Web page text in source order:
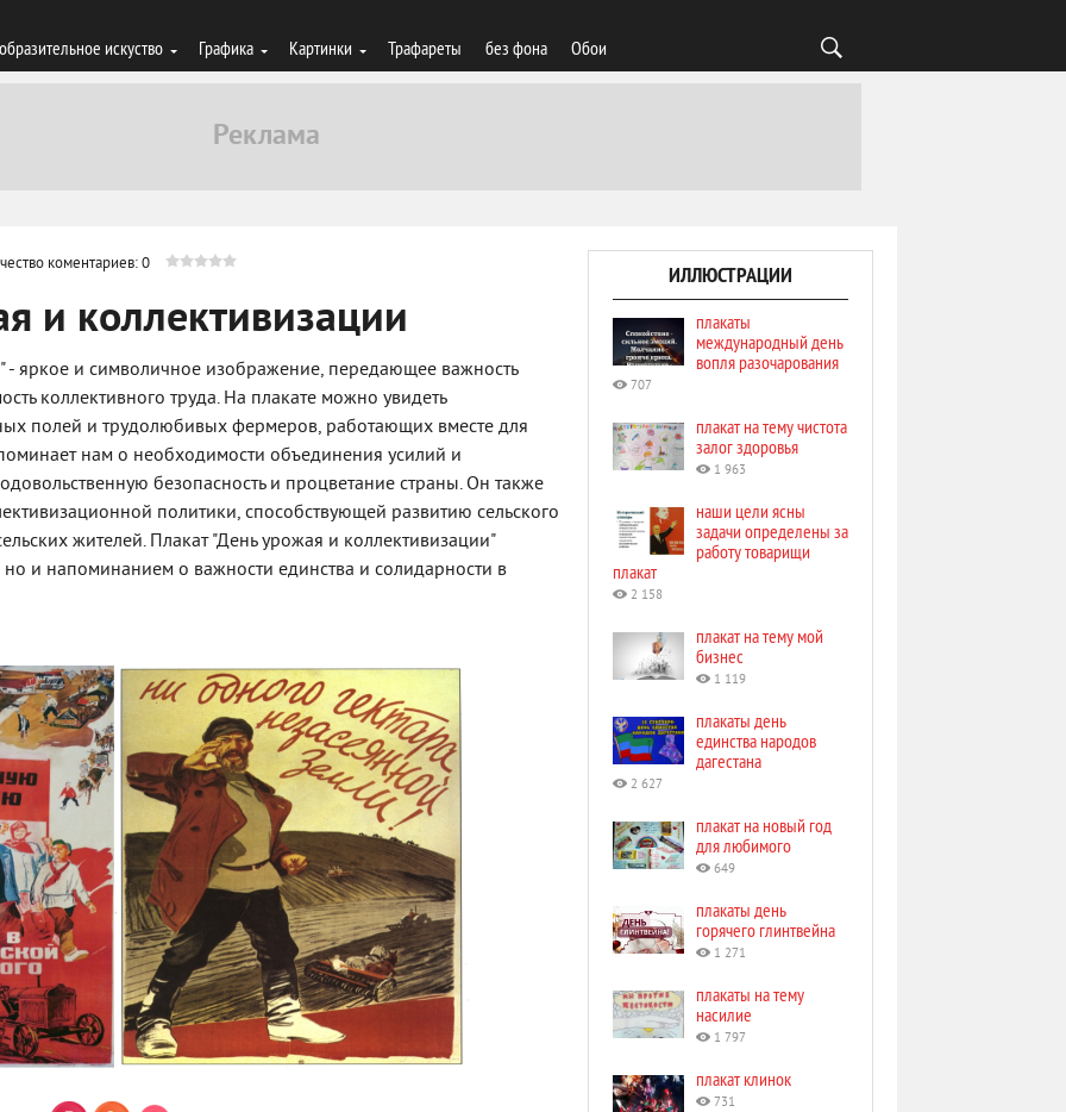
искуство Графика Картинки Трафареты без фона Обои
коментариев: 0
и коллективизации
- яркое и символичное изображение, передающее важность
коллективного труда. На плакате можно увидеть
полей и трудолюбивых фермеров, работающих вместе для
нам о необходимости объединения усилий и
безопасность и процветание страны. Он также
политики, способствующей развитию сельского
жителей. Плакат "День урожая и коллективизации"
но и напоминанием о важности единства и солидарности в
ИЛЛЮСТРАЦИИ
плакаты
международный день
вопля разочарования
707
плакат на тему чистота
залог здоровья
1 963
наши цели ясны
задачи определены за
работу товарищи
плакат
2 158
плакат на тему мой
бизнес
1 119
плакаты день
единства народов
дагестана
2 627
плакат на новый год
для любимого
649
плакаты день
горячего глинтвейна
1 271
плакаты на тему
насилие
1 797
плакат клинок
731